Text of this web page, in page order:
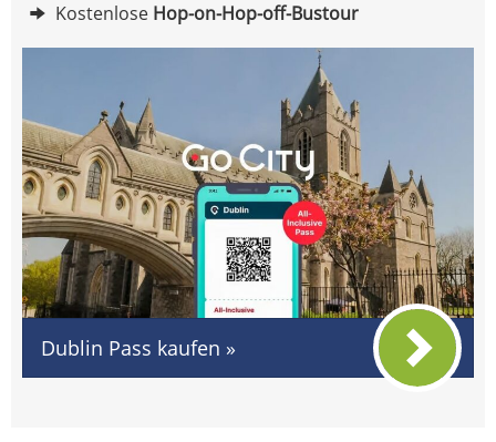
Kostenlose Hop-on-Hop-off-Bustour
Dublin Pass kaufen »